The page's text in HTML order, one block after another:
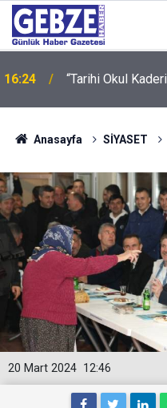
16:24 “Tarihi Okul
Anasayfa SİYASET
12:46
20 Mart 2024